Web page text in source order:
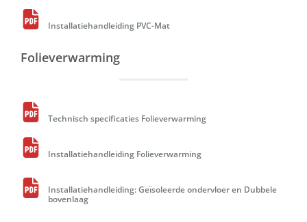
Installatiehandleiding PVC-Mat
Folieverwarming
Technisch specificaties Folieverwarming
Installatiehandleiding Folieverwarming
Installatiehandleiding: Geïsoleerde ondervloer en Dubbele
bovenlaag